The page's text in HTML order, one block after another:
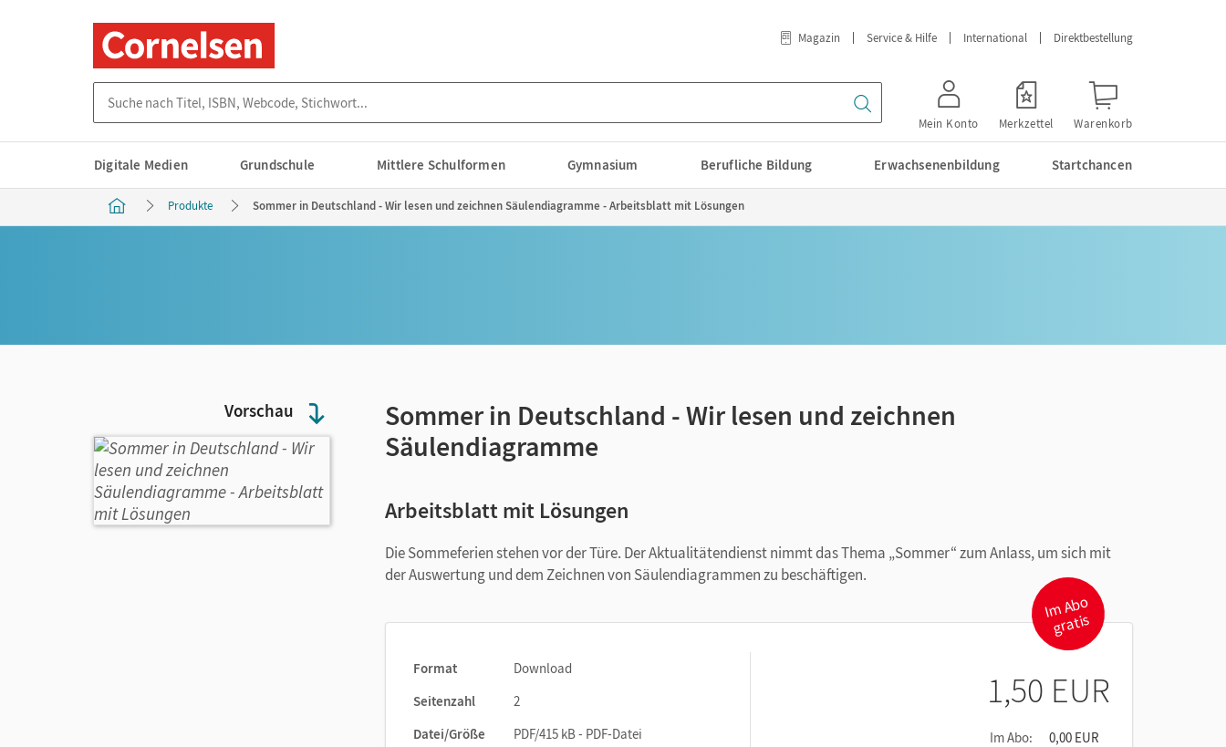
Magazin Service & Hilfe International Direktbestellung
Mein Konto Merkzettel Warenkorb
Digitale Medien Grundschule Mittlere Schulformen Gymnasium Berufliche Bildung Erwachsenenbildung Startchancen
Produkte Sommer in Deutschland - Wir lesen und zeichnen Säulendiagramme - Arbeitsblatt mit Lösungen
Vorschau
Sommer in Deutschland - Wir lesen und zeichnen
Säulendiagramme
Arbeitsblatt mit Lösungen
Die Sommeferien stehen vor der Türe. Der Aktualitätendienst nimmt das Thema „Sommer“ zum Anlass, um sich mit
der Auswertung und dem Zeichnen von Säulendiagrammen zu beschäftigen.
Format
Download
Seitenzahl
2
Datei/Größe
PDF/415 kB - PDF-Datei
I
m
A
b
o
gr
atis
1,50 EUR
Im Abo:
0,00 EUR